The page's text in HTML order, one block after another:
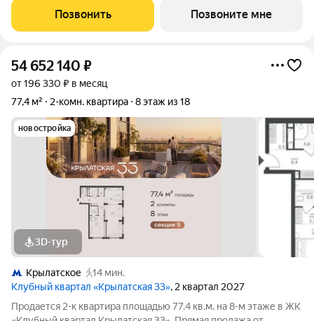
западе Москвы от специализированного застройщика
«Сияние». Комплекс расположен всего
Позвонить Позвоните мне
54 652 140 ₽
от 196 330 ₽ в месяц
77,4 м²
2-комн. квартира 8 этаж из 18
новостройка
3D-тур
Крылатское
14 мин.
Клубный квартал «Крылатская 33», 2 квартал 2027
Продается 2-к квартира площадью 77.4 кв.м. на 8-м этаже в ЖК